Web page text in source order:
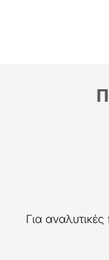
Για